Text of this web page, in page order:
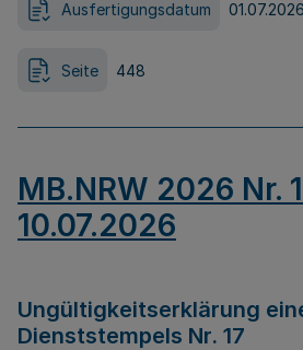
Ausfertigungsdatum 01.07.2026
Seite 448
MB.NRW 2026 Nr.
10.07.2026
Ungültigkeitserklärung
Dienststempels Nr. 17